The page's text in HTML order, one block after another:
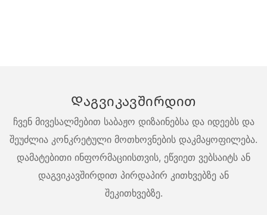
Დაგვიკავშირდით
ჩვენ მივესალმებით საბაჟო დიზაინებსა და იდეებს და
შეუძლია კონკრეტული მოთხოვნების დაკმაყოფილება.
დამატებითი ინფორმაციისთვის, ეწვიეთ ვებსაიტს ან
დაგვიკავშირდით პირდაპირ კითხვებზე ან
შეკითხვებზე.